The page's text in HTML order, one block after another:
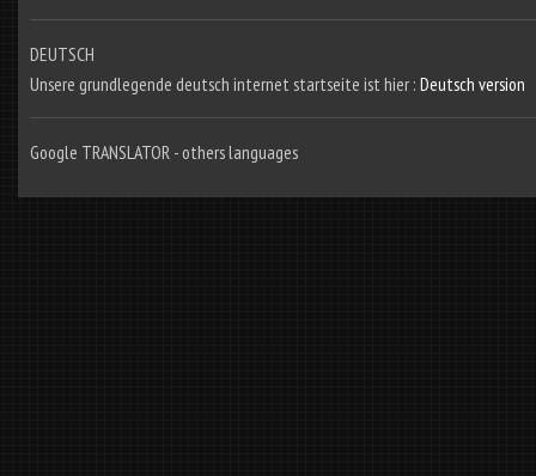
DEUTSCH
Unsere grundlegende deutsch internet startseite ist hier : Deutsch version
Google TRANSLATOR - others languages